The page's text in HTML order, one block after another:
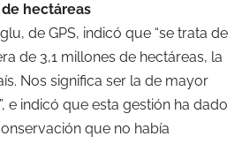
hectáreas
de GPS, indicó que “se trata de
de 3,1 millones de hectáreas, la
Nos significa ser la de mayor
e indicó que esta gestión ha dado
que no había